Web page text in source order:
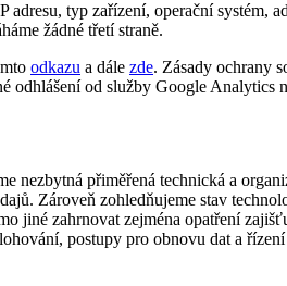
typ zařízení, operační systém,
žádné třetí straně.
odkazu a dále zde. Zásady ochrany
odhlášení od služby Google Analytics
nezbytná přiměřená technická a
Zároveň zohledňujeme stav
jiné zahrnovat zejména opatření
postupy pro obnovu dat a